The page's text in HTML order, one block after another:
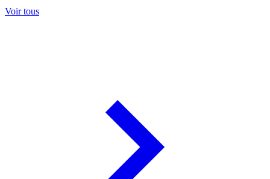
Voir tous